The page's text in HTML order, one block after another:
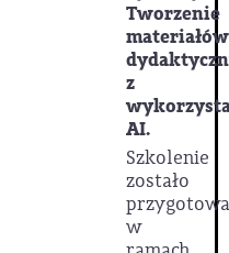
Tworzenie
materiałów
z
AI.
Szkolenie
zostało
w